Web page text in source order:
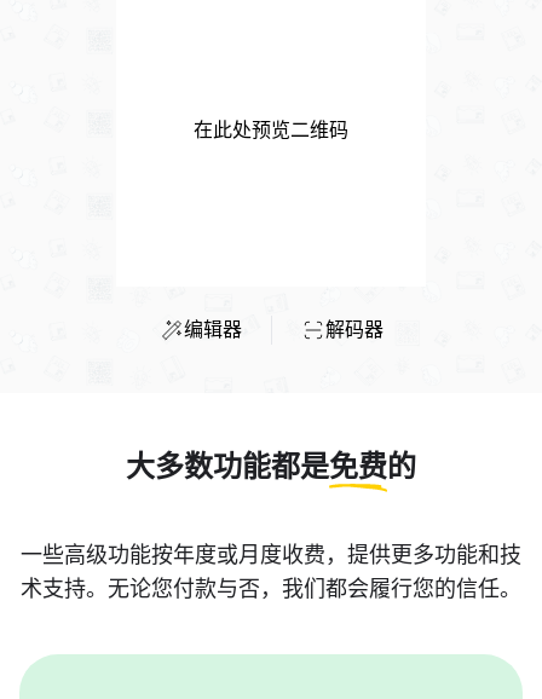
在此处预览二维码
编辑器 解码器
大多数功能都是免费的
一些高级功能按年度或月度收费，提供更多功能和技
术支持。无论您付款与否，我们都会履行您的信任。